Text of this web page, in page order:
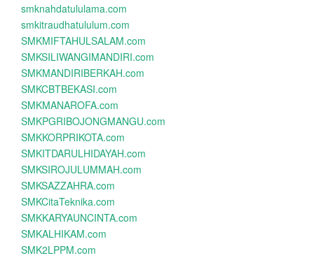
smknahdatululama.com
smkitraudhatululum.com
SMKMIFTAHULSALAM.com
SMKSILIWANGIMANDIRI.com
SMKMANDIRIBERKAH.com
SMKCBTBEKASI.com
SMKMANAROFA.com
SMKPGRIBOJONGMANGU.com
SMKKORPRIKOTA.com
SMKITDARULHIDAYAH.com
SMKSIROJULUMMAH.com
SMKSAZZAHRA.com
SMKCitaTeknika.com
SMKKARYAUNCINTA.com
SMKALHIKAM.com
SMK2LPPM.com